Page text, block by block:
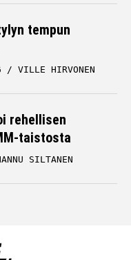
tempun
VILLE HIRVONEN
rehellisen
taistosta
SILTANEN